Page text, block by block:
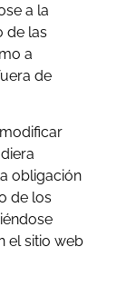
a la
de las
a
de
obligación
de los
el sitio web